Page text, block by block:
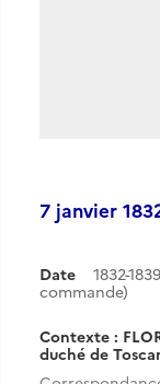
7 janvier
Date 1832-1839
commande)
Contexte :
duché de